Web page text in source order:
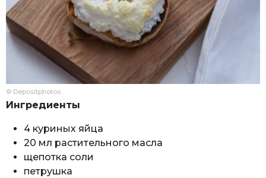
© Depositphotos
Ингредиенты
4 куриных яйца
20 мл растительного масла
щепотка соли
петрушка